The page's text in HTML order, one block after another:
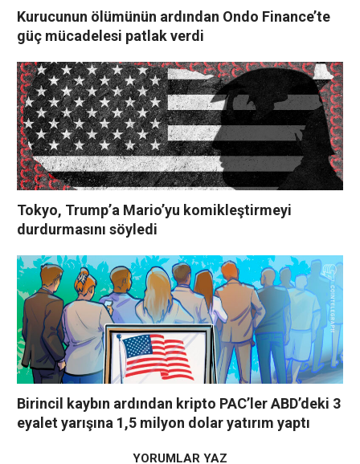
Kurucunun ölümünün ardından Ondo Finance’te
güç mücadelesi patlak verdi
Tokyo, Trump’a Mario’yu komikleştirmeyi
durdurmasını söyledi
Birincil kaybın ardından kripto PAC’ler ABD’deki 3
eyalet yarışına 1,5 milyon dolar yatırım yaptı
YORUMLAR YAZ